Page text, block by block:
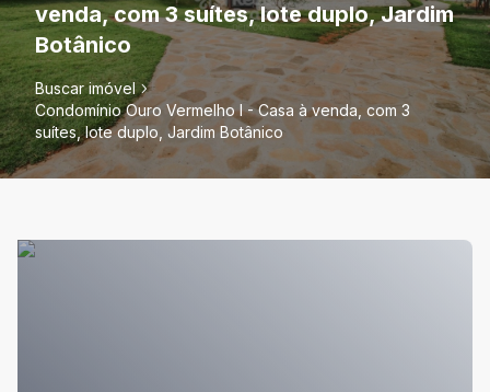
venda, com 3 suítes, lote duplo, Jardim
Botânico
Buscar imóvel
Condomínio Ouro Vermelho I - Casa à venda, com 3
suítes, lote duplo, Jardim Botânico